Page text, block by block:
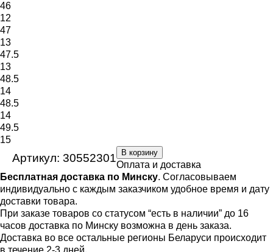
46
12
47
13
47.5
13
48.5
14
48.5
14
49.5
15
В корзину
Артикул: 30552301
Оплата и доставка
Бесплатная доставка по Минску. Согласовываем
индивидуально с каждым заказчиком удобное время и дату
доставки товара.
При заказе товаров со статусом “есть в наличии” до 16
часов доставка по Минску возможна в день заказа.
Доставка во все остальные регионы Беларуси происходит
в течение 2-3 дней.